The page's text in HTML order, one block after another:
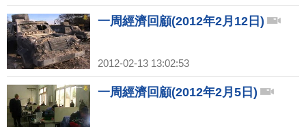
一周經濟回顧(2012年2月12日)
2012-02-13 13:02:53
一周經濟回顧(2012年2月5日)